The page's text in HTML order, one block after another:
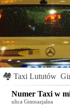
🏘 Taxi Lututów
Numer Taxi w
ulica Gimnazjalna